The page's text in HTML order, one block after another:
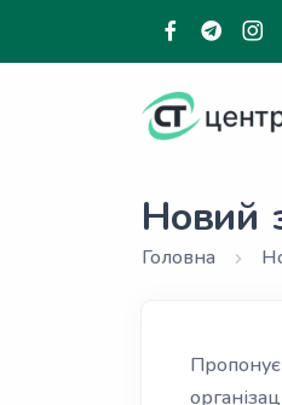
Новий
Головна